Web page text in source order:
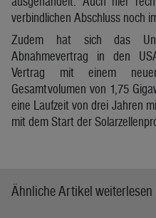
verbindlichen Abschluss noch
Zudem hat sich das
Abnahmevertrag in den
Vertrag mit einem
Gesamtvolumen von 1,75
eine Laufzeit von drei Jahren
mit dem Start der
Ähnliche Artikel weiterlesen